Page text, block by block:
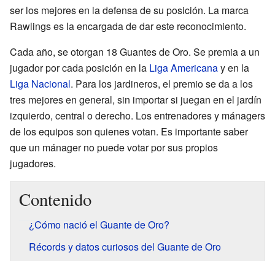
ser los mejores en la defensa de su posición. La marca
Rawlings es la encargada de dar este reconocimiento.
Cada año, se otorgan 18 Guantes de Oro. Se premia a un
jugador por cada posición en la Liga Americanay en la
Liga Nacional. Para los jardineros, el premio se da a los
tres mejores en general, sin importar si juegan en el jardín
izquierdo, central o derecho. Los entrenadores y mánagers
de los equipos son quienes votan. Es importante saber
que un mánager no puede votar por sus propios
jugadores.
Contenido
¿Cómo nació el Guante de Oro?
Récords y datos curiosos del Guante de Oro